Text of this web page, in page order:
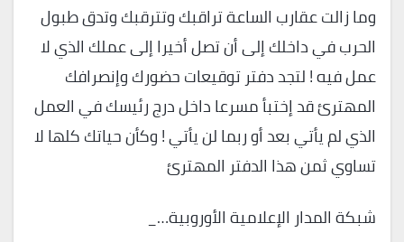
وما زالت عقارب الساعة تراقبك وتترقبك وتدق طبول
الحرب في داخلك إلى أن تصل أخيرا إلى عملك الذي لا
عمل فيه ! لتجد دفتر توقيعات حضورك وإنصرافك
المهترئ قد إختبأ مسرعا داخل درج رئيسك في العمل
الذي لم يأتي بعد أو ربما لن يأتي ! وكأن حياتك كلها لا
تساوي ثمن هذا الدفتر المهترئ
شبكة المدار الإعلامية الأوروبية…_